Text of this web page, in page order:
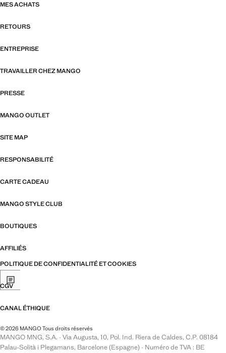
MES ACHATS
RETOURS
ENTREPRISE
TRAVAILLER CHEZ MANGO
PRESSE
MANGO OUTLET
SITE MAP
RESPONSABILITÉ
CARTE CADEAU
MANGO STYLE CLUB
BOUTIQUES
AFFILIÉS
POLITIQUE DE CONFIDENTIALITÉ ET COOKIES
CGV
CANAL ÉTHIQUE
© 2026 MANGO Tous droits réservés
MANGO MNG, S.A. · Via Augusta, 10, Pol. Ind. Riera de Caldes, C.P. 08184
Palau-Solità i Plegamans, Barcelone (Espagne) · Numéro de TVA : BE